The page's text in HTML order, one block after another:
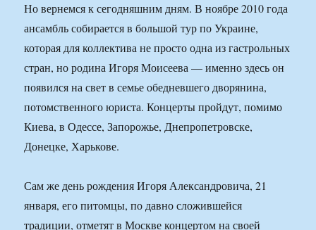
Но вернемся к сегодняшним дням. В ноябре 2010 года
ансамбль собирается в большой тур по Украине,
которая для коллектива не просто одна из гастрольных
стран, но родина Игоря Моисеева — именно здесь он
появился на свет в семье обедневшего дворянина,
потомственного юриста. Концерты пройдут, помимо
Киева, в Одессе, Запорожье, Днепропетровске,
Донецке, Харькове.
Сам же день рождения Игоря Александровича, 21
января, его питомцы, по давно сложившейся
традиции, отметят в Москве концертом на своей